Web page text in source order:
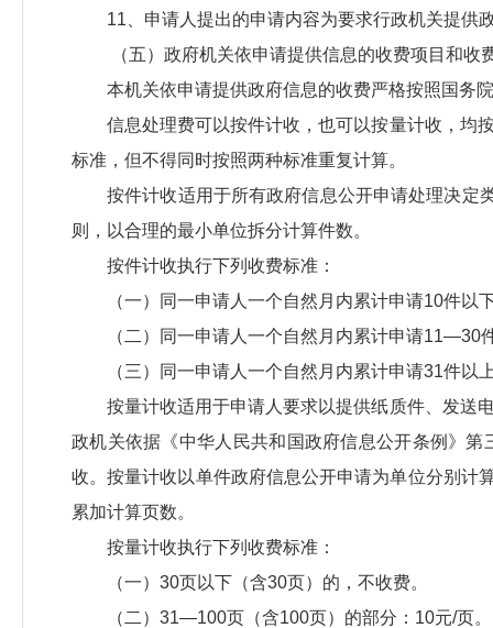
11、申请人提出的申请内容为要求行政机关提供
（五）政府机关依申请提供信息的收费项目和收
本机关依申请提供政府信息的收费严格按照国务
信息处理费可以按件计收，也可以按量计收，均
标准，但不得同时按照两种标准重复计算。
按件计收适用于所有政府信息公开申请处理决定
则，以合理的最小单位拆分计算件数。
按件计收执行下列收费标准：
（一）同一申请人一个自然月内累计申请10件以
（二）同一申请人一个自然月内累计申请11—30
（三）同一申请人一个自然月内累计申请31件
按量计收适用于申请人要求以提供纸质件、发送
政机关依据《中华人民共和国政府信息公开条例》
收。按量计收以单件政府信息公开申请为单位分别计
累加计算页数。
按量计收执行下列收费标准：
（一）30页以下（含30页）的，不收费。
（二）31—100页（含100页）的部分：10元/页。